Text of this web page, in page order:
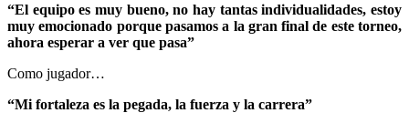
“El equipo es muy bueno, no hay tantas individualidades, estoy
muy emocionado porque pasamos a la gran final de este torneo,
ahora esperar a ver que pasa”
Como jugador…
“Mi fortaleza es la pegada, la fuerza y la carrera”